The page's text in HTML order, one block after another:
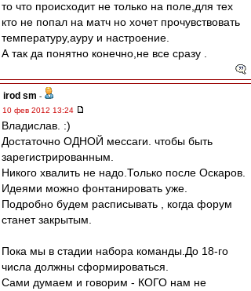
то что происходит не только на поле,для тех
кто не попал на матч но хочет прочувствовать
температуру,ауру и настроение.
А так да понятно конечно,не все сразу .
irod sm -
10 фев 2012 13:24
Владислав. :)
Достаточно ОДНОЙ мессаги. чтобы быть
зарегистрированным.
Никого хвалить не надо.Только после Оскаров.
Идеями можно фонтанировать уже.
Подробно будем расписывать , когда форум
станет закрытым.
Пока мы в стадии набора команды.До 18-го
числа должны сформироваться.
Сами думаем и говорим - КОГО нам не